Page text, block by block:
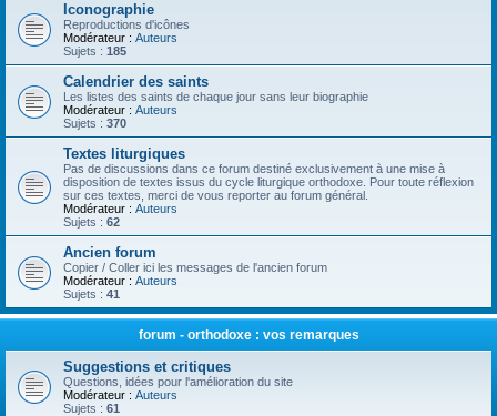
Iconographie
Reproductions d'icônes
Modérateur : Auteurs
Sujets : 185
Calendrier des saints
Les listes des saints de chaque jour sans leur biographie
Modérateur : Auteurs
Sujets : 370
Textes liturgiques
Pas de discussions dans ce forum destiné exclusivement à une mise à
disposition de textes issus du cycle liturgique orthodoxe. Pour toute réflexion
sur ces textes, merci de vous reporter au forum général.
Modérateur : Auteurs
Sujets : 62
Ancien forum
Copier / Coller ici les messages de l'ancien forum
Modérateur : Auteurs
Sujets : 41
forum - orthodoxe : vos remarques
Suggestions et critiques
Questions, idées pour l'amélioration du site
Modérateur : Auteurs
Sujets : 61